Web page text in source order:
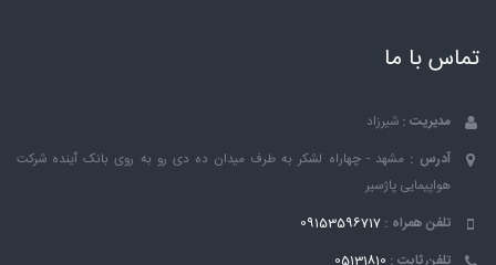
تماس با ما
مدیریت : شیرزاد
آدرس : مشهد - چهاراه لشکر به طرف میدان ده دی رو به روی بانک ٱینده شرکت
هواپیمایی پاژسیر
تلفن همراه : 09153596717